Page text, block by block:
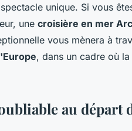
unique. Si vous
une croisière en mer
vous mènera à
, dans un cadre où
au départ